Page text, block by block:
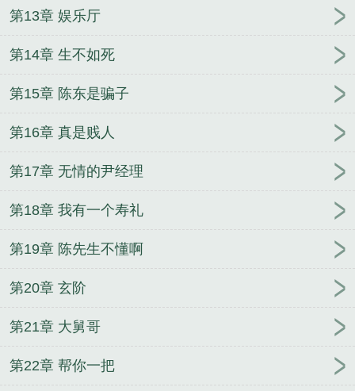
第13章 娱乐厅
第14章 生不如死
第15章 陈东是骗子
第16章 真是贱人
第17章 无情的尹经理
第18章 我有一个寿礼
第19章 陈先生不懂啊
第20章 玄阶
第21章 大舅哥
第22章 帮你一把